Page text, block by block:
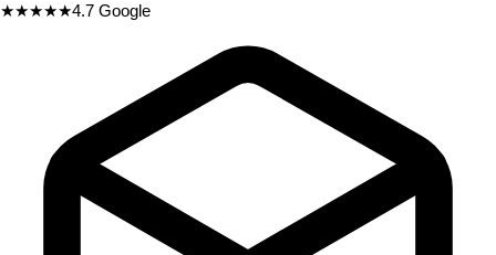
★★★★★4.7 Google